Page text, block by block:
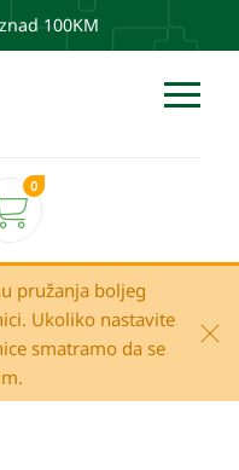
100KM
0
pružanja boljeg
Ukoliko nastavite
smatramo da se